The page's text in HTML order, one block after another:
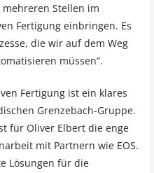
Stellen im
Fertigung einbringen. Es
die wir auf dem Weg
müssen“.
Fertigung ist ein klares
Grenzebach-Gruppe.
für Oliver Elbert die enge
mit Partnern wie EOS.
Lösungen für die